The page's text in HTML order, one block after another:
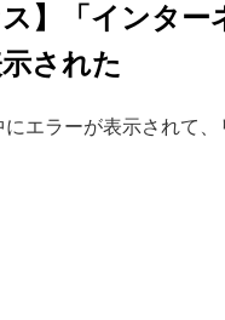
ス】「インタ
された
エラーが表示されて